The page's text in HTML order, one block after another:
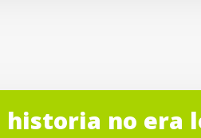
historia no era